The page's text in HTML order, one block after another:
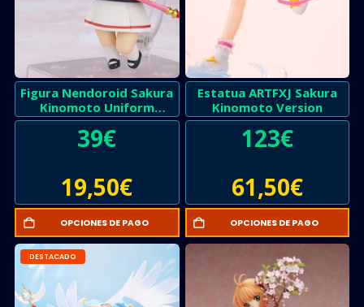
Figura Nendoroid Sakura
Kinomoto Uniform
Version
39€
19,50€
OPCIONES DE PAGO
Estatua ARTFXJ Sakura
Kinomoto Version
123€
61,50€
OPCIONES DE PAGO
DESTACADO